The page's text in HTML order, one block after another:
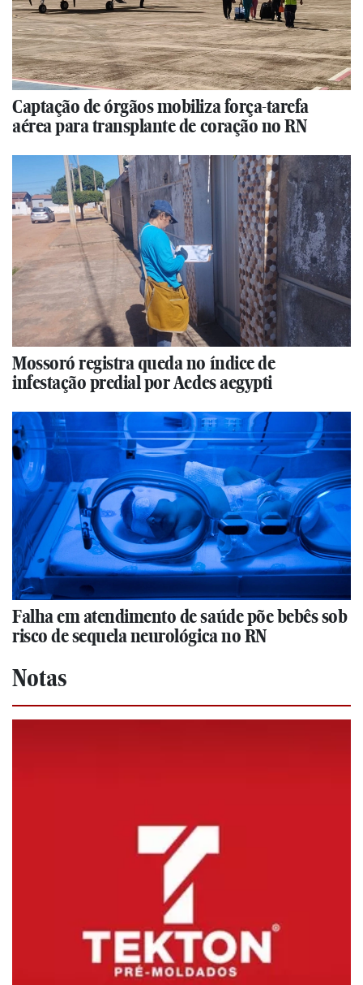
Captação de órgãos mobiliza força-tarefa
aérea para transplante de coração no RN
Mossoró registra queda no índice de
infestação predial por Aedes aegypti
Falha em atendimento de saúde põe bebês sob
risco de sequela neurológica no RN
Notas